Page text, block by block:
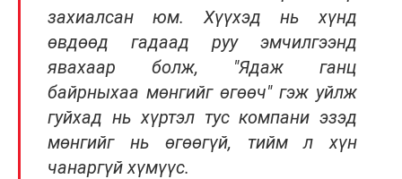
захиалсан юм. Хүүхэд нь хүнд
өвдөөд гадаад руу эмчилгээнд
явахаар болж, "Ядаж ганц
байрныхаа мөнгийг өгөөч" гэж уйлж
гуйхад нь хүртэл тус компани эзэд
мөнгийг нь өгөөгүй, тийм л хүн
чанаргүй хүмүүс.